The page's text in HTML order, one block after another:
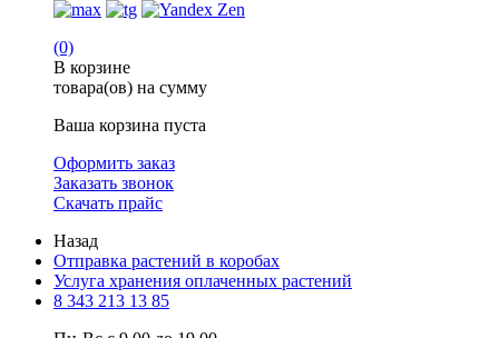
(0)
В корзине
товара(ов) на сумму
Ваша корзина пуста
Оформить заказ
Заказать звонок
Скачать прайс
Назад
Отправка растений в коробах
Услуга хранения оплаченных растений
8 343 213 13 85